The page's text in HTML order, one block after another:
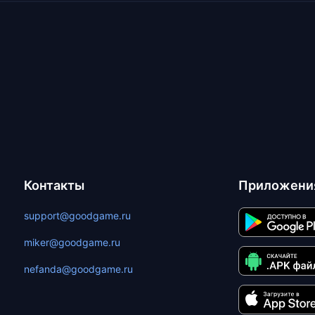
Контакты
support@goodgame.ru
miker@goodgame.ru
nefanda@goodgame.ru